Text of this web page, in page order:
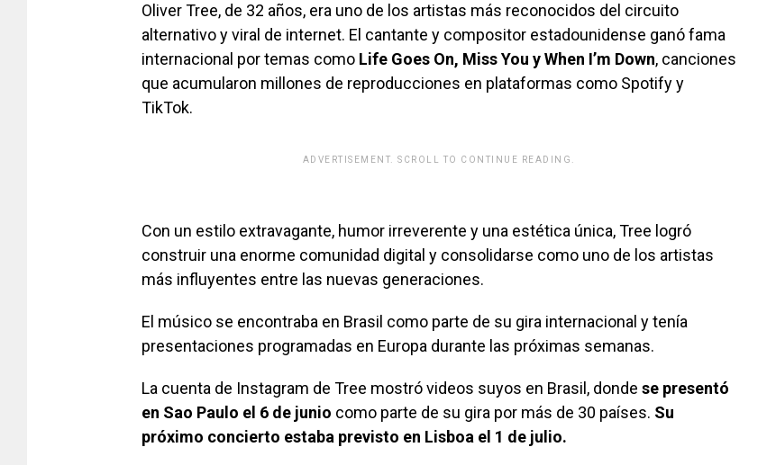
Oliver Tree, de 32 años, era uno de los artistas más reconocidos del circuito
alternativo y viral de internet. El cantante y compositor estadounidense ganó fama
internacional por temas como Life Goes On, Miss You yWhen I’m Down, canciones
que acumularon millones de reproducciones en plataformas como Spotify y
TikTok.
ADVERTISEMENT. SCROLL TO CONTINUE READING.
Con un estilo extravagante, humor irreverente y una estética única, Tree logró
construir una enorme comunidad digital y consolidarse como uno de los artistas
más influyentes entre las nuevas generaciones.
El músico se encontraba en Brasil como parte de su gira internacional y tenía
presentaciones programadas en Europa durante las próximas semanas.
La cuenta de Instagram de Tree mostró videos suyos en Brasil, donde se presentó
en Sao Paulo el 6 de junio como parte de su gira por más de 30 países. Su
próximo concierto estaba previsto en Lisboa el 1 de julio.